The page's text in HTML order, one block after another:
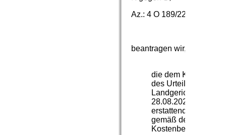
Az.: 4 O 189/22,
beantragen wir,
die dem Kläger
des Urteils des
Landgerichts vom
28.08.2025 zu
erstattenden Kosten
gemäß der
Kostenberechnung